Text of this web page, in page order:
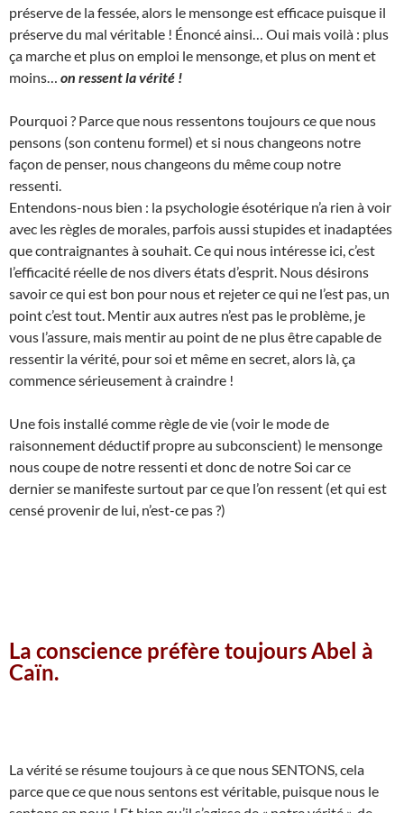
préserve de la fessée, alors le mensonge est efficace puisque il
préserve du mal véritable ! Énoncé ainsi… Oui mais voilà : plus
ça marche et plus on emploi le mensonge, et plus on ment et
moins… on ressent la vérité !
Pourquoi ? Parce que nous ressentons toujours ce que nous
pensons (son contenu formel) et si nous changeons notre
façon de penser, nous changeons du même coup notre
ressenti.
Entendons-nous bien : la psychologie ésotérique n’a rien à voir
avec les règles de morales, parfois aussi stupides et inadaptées
que contraignantes à souhait. Ce qui nous intéresse ici, c’est
l’efficacité réelle de nos divers états d’esprit. Nous désirons
savoir ce qui est bon pour nous et rejeter ce qui ne l’est pas, un
point c’est tout. Mentir aux autres n’est pas le problème, je
vous l’assure, mais mentir au point de ne plus être capable de
ressentir la vérité, pour soi et même en secret, alors là, ça
commence sérieusement à craindre !
Une fois installé comme règle de vie (voir le mode de
raisonnement déductif propre au subconscient) le mensonge
nous coupe de notre ressenti et donc de notre Soi car ce
dernier se manifeste surtout par ce que l’on ressent (et qui est
censé provenir de lui, n’est-ce pas ?)
La conscience préfère toujours Abel à
Caïn.
La vérité se résume toujours à ce que nous SENTONS, cela
parce que ce que nous sentons est véritable, puisque nous le